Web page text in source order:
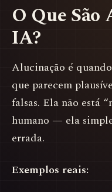
O Que São
IA?
Alucinação é
que parecem
falsas. Ela não está
humano — ela
errada.
Exemplos reais: